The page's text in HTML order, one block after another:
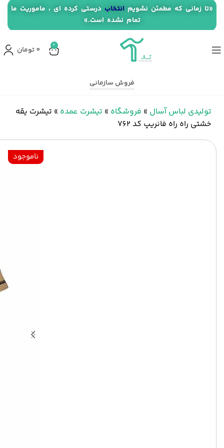
0
0تومان
فروش سازمانی
تولیدی لباس آسال » فروشگاه » تیشرت عمده » تیشرت یقه
خشتی راه راه فانریپ کد 762
ناموجود
«تا زمانی که مطمئن نشویم انتخاب درستی کرده ای ، ماموریت ما
تمام نشده است.»